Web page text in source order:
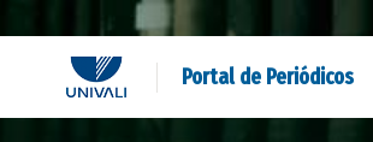
Portal de Periódicos